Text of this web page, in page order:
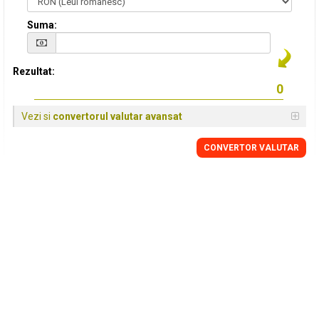
Suma:
Rezultat:
Vezi si convertorul valutar avansat
CONVERTOR VALUTAR